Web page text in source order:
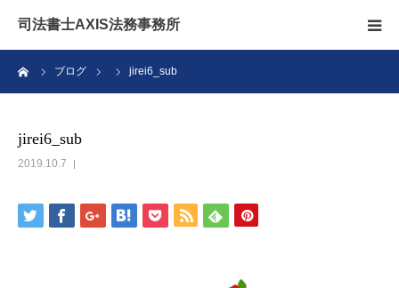
司法書士AXIS法務事務所
ブログ jirei6_sub
jirei6_sub
2019.10.7
相続のこと
ブログ